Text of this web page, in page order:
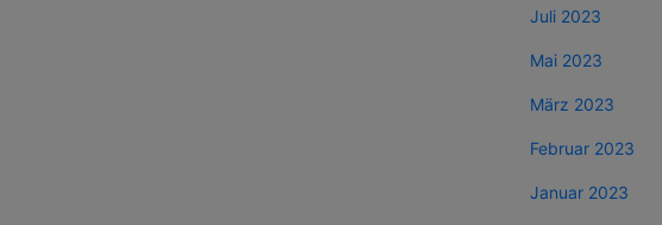
Juli 2023
Mai 2023
März 2023
Februar 2023
Januar 2023